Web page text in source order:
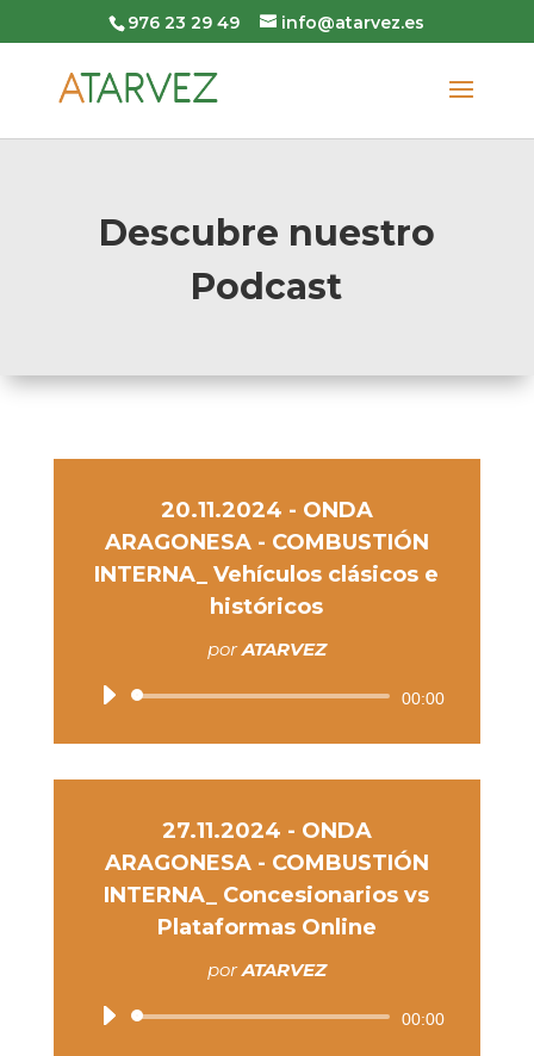
976 23 29 49 info@atarvez.es
Descubre nuestro
Podcast
20.11.2024 - ONDA
ARAGONESA - COMBUSTIÓN
INTERNA_ Vehículos clásicos e
históricos
porATARVEZ
Reproductor
00:00
27.11.2024 - ONDA
ARAGONESA - COMBUSTIÓN
INTERNA_ Concesionarios vs
Plataformas Online
porATARVEZ
Reproductor
00:00